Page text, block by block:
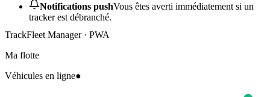
Notifications pushVous êtes averti immédiatement si un
tracker est débranché.
TrackFleet Manager · PWA
Ma flotte
Véhicules en ligne●